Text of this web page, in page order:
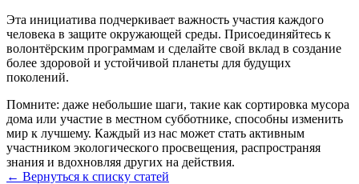
Эта инициатива подчеркивает важность участия каждого
человека в защите окружающей среды. Присоединяйтесь к
волонтёрским программам и сделайте свой вклад в создание
более здоровой и устойчивой планеты для будущих
поколений.
Помните: даже небольшие шаги, такие как сортировка мусора
дома или участие в местном субботнике, способны изменить
мир к лучшему. Каждый из нас может стать активным
участником экологического просвещения, распространяя
знания и вдохновляя других на действия.
← Вернуться к списку статей